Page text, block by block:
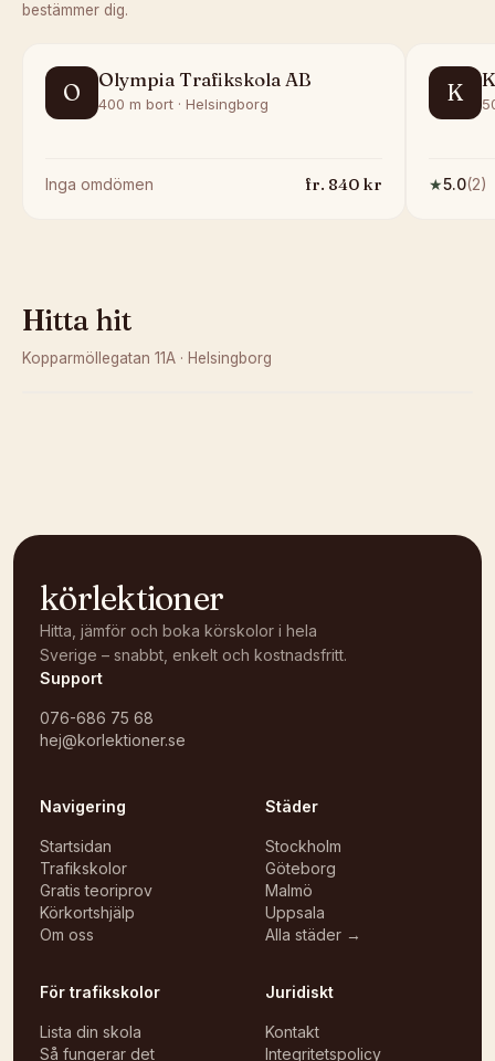
bestämmer dig.
O Olympia Trafikskola AB
400 m bort · Helsingborg
Inga omdömen fr. 840kr
K
★5.0(2)
Hitta hit
Kopparmöllegatan 11A · Helsingborg
körlektioner
Hitta, jämför och boka körskolor i hela
Sverige – snabbt, enkelt och kostnadsfritt.
Support
076-686 75 68
hej@korlektioner.se
Navigering
Startsidan
Trafikskolor
Gratis teoriprov
Körkortshjälp
Om oss
Städer
Stockholm
Göteborg
Malmö
Uppsala
Alla städer →
För trafikskolor
Lista din skola
Så fungerar det
Juridiskt
Kontakt
Integritetspolicy